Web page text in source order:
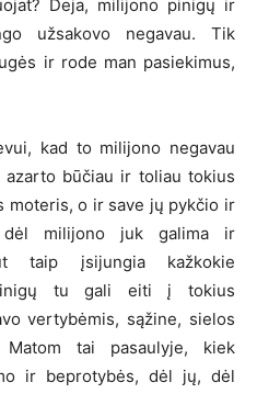
Deja, milijono pinigų ir
užsakovo negavau. Tik
ir rode man pasiekimus,
kad to milijono negavau
būčiau ir toliau tokius
moteris, o ir save jų pykčio ir
dėl milijono juk galima ir
taip įsijungia kažkokie
tu gali eiti į tokius
vertybėmis, sąžine, sielos
tai pasaulyje, kiek
ir beprotybės, dėl jų, dėl